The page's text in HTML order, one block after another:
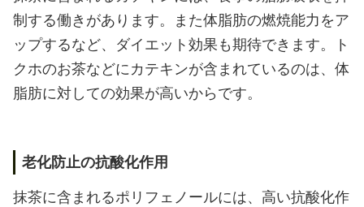
制する働きがあります。また体脂肪の燃焼能力をア
ップするなど、ダイエット効果も期待できます。ト
クホのお茶などにカテキンが含まれているのは、体
脂肪に対しての効果が高いからです。
老化防止の抗酸化作用
抹茶に含まれるポリフェノールには、高い抗酸化作